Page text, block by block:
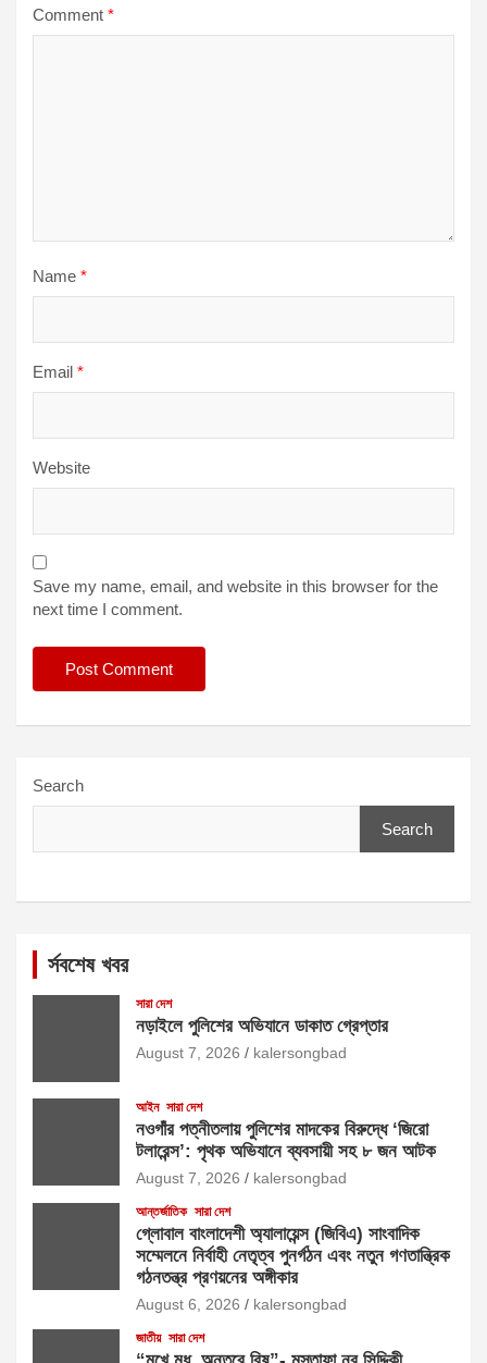
Comment *
Name *
Email *
Website
Save my name, email, and website in this browser for the
next time I comment.
Search
Search
র্সবশেষ খবর
সারা দেশ
নড়াইলে পুলিশের অভিযানে ডাকাত গ্রেপ্তার
August 7, 2026 kalersongbad
আইন সারা দেশ
নওগাঁর পত্নীতলায় পুলিশের মাদকের বিরুদ্ধে ‘জিরো
টলারেন্স’: পৃথক অভিযানে ব্যবসায়ী সহ ৮ জন আটক
August 7, 2026 kalersongbad
আন্তর্জাতিক সারা দেশ
গ্লোবাল বাংলাদেশী অ্যালায়েন্স (জিবিএ) সাংবাদিক
সম্মেলনে নির্বাহী নেতৃত্ব পুনর্গঠন এবং নতুন গণতান্ত্রিক
গঠনতন্ত্র প্রণয়নের অঙ্গীকার
August 6, 2026 kalersongbad
জাতীয় সারা দেশ